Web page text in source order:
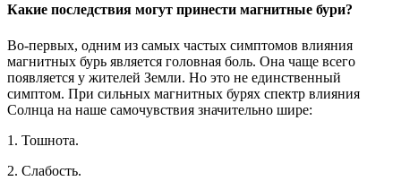
Какие последствия могут принести магнитные бури?
Во-первых, одним из самых частых симптомов влияния
магнитных бурь является головная боль. Она чаще всего
появляется у жителей Земли. Но это не единственный
симптом. При сильных магнитных бурях спектр влияния
Солнца на наше самочувствия значительно шире:
1. Тошнота.
2. Слабость.